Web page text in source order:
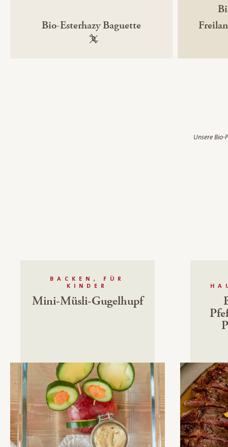
Bio-Esterhazy Baguette
100 % gentechnikfrei
Unsere
BACKEN, FÜR
KINDER
Mini-Müsli-Gugelhupf